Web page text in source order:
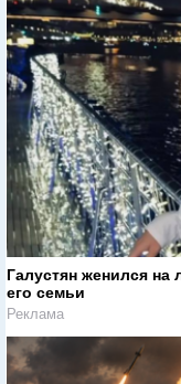
Галустян женился
его семьи
Реклама